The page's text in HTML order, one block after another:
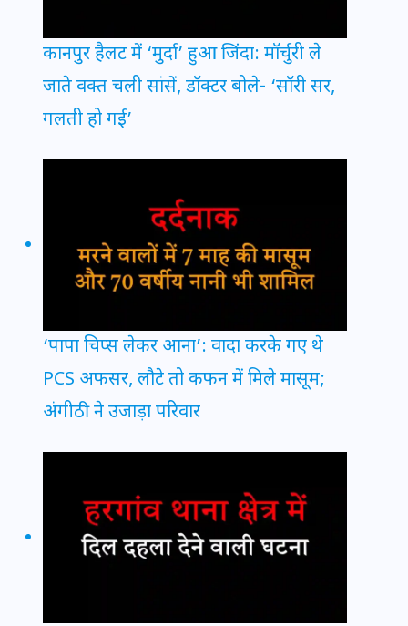
कानपुर हैलट में ‘मुर्दा’ हुआ जिंदा: मॉर्चुरी ले
जाते वक्त चली सांसें, डॉक्टर बोले- ‘सॉरी सर,
गलती हो गई’
‘पापा चिप्स लेकर आना’: वादा करके गए थे
PCS अफसर, लौटे तो कफन में मिले मासूम;
अंगीठी ने उजाड़ा परिवार